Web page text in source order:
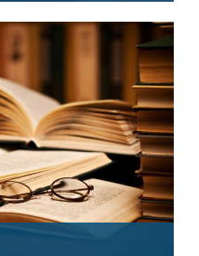
κείμενο
και βιβλίων και σε
δεδομένων του ΣΕΑΒ-